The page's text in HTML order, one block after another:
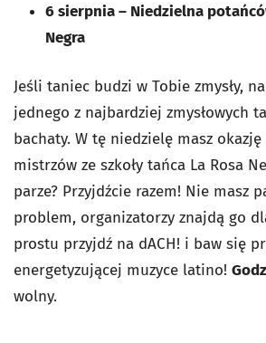
6 sierpnia– Niedzielna
Negra
Jeśli taniec budzi w Tobie zmysły,
jednego z najbardziej zmysłowych
bachaty. W tę niedzielę masz
mistrzów ze szkoły tańca La Rosa
parze? Przyjdźcie razem! Nie masz
problem, organizatorzy znajdą go
prostu przyjdź na dACH! i baw się
energetyzującej muzyce latino!
wolny.